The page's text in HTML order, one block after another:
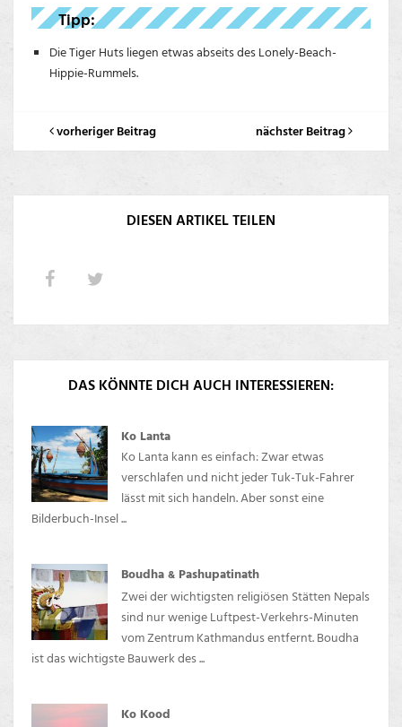
Tipp:
Die Tiger Huts liegen etwas abseits des Lonely-Beach-
Hippie-Rummels.
vorheriger Beitrag nächster Beitrag
DIESEN ARTIKEL TEILEN
DAS KÖNNTE DICH AUCH INTERESSIEREN:
Ko Lanta
Ko Lanta kann es einfach: Zwar etwas
verschlafen und nicht jeder Tuk-Tuk-Fahrer
lässt mit sich handeln. Aber sonst eine
Bilderbuch-Insel ...
Boudha & Pashupatinath
Zwei der wichtigsten religiösen Stätten Nepals
sind nur wenige Luftpest-Verkehrs-Minuten
vom Zentrum Kathmandus entfernt. Boudha
ist das wichtigste Bauwerk des ...
Ko Kood